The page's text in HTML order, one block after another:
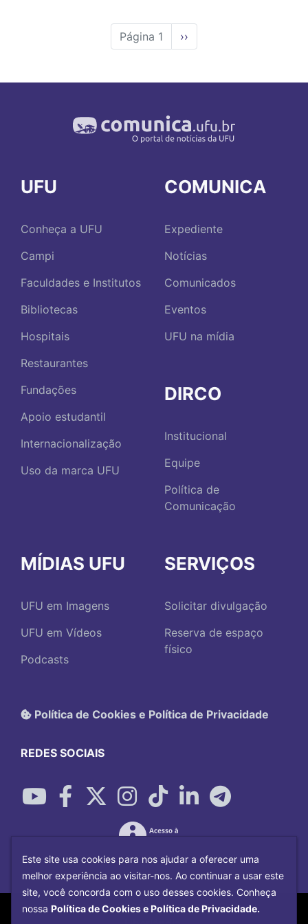
Página 1
Próxima
página
››
UFU
Conheça a UFU
Campi
Faculdades e Institutos
Bibliotecas
Hospitais
Restaurantes
Fundações
Apoio estudantil
Internacionalização
Uso da marca UFU
COMUNICA
Expediente
Notícias
Comunicados
Eventos
UFU na mídia
DIRCO
Institucional
Equipe
Política de
Comunicação
MÍDIAS UFU
UFU em Imagens
UFU em Vídeos
Podcasts
SERVIÇOS
Solicitar divulgação
Reserva de espaço
físico
Política de Cookies e Política de Privacidade
REDES SOCIAIS
Copyright©2026Universidade Federal
Este site usa cookies para nos ajudar a oferecer uma
melhor experiência ao visitar-nos. Ao continuar a usar este
site, você concorda com o uso desses cookies. Conheça
nossa Política de Cookies e Política de Privacidade.